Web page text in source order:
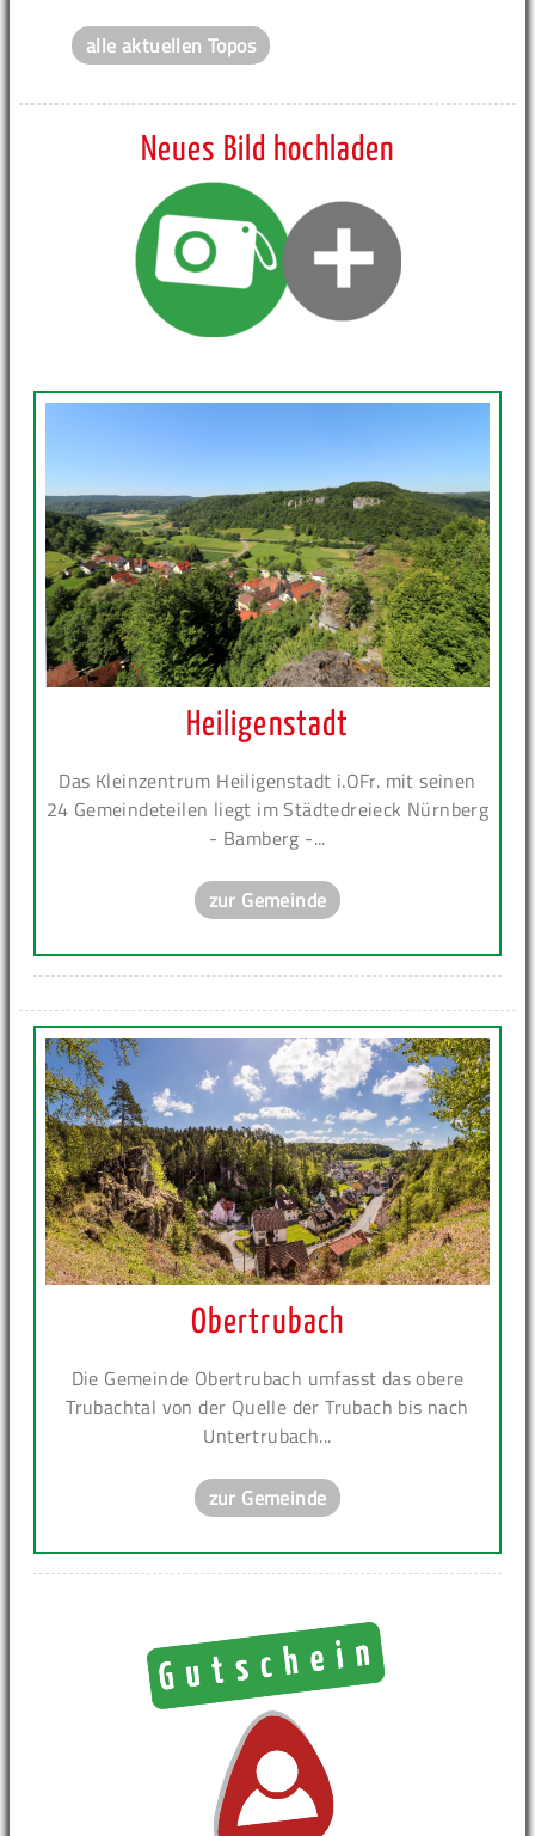
alle aktuellen Topos
Neues Bild hochladen
Heiligenstadt
Das Kleinzentrum Heiligenstadt i.OFr. mit seinen
24 Gemeindeteilen liegt im Städtedreieck Nürnberg
- Bamberg -...
zur Gemeinde
Obertrubach
Die Gemeinde Obertrubach umfasst das obere
Trubachtal von der Quelle der Trubach bis nach
Untertrubach...
zur Gemeinde